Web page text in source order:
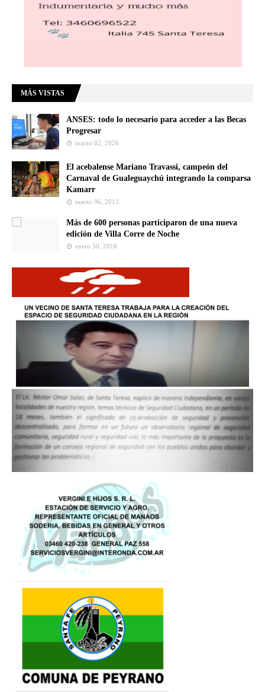
MÁS VISTAS
ANSES: todo lo necesario para acceder a las Becas
Progresar
marzo 02, 2026
El acebalense Mariano Travassi, campeón del
Carnaval de Gualeguaychú integrando la comparsa
Kamarr
marzo 06, 2013
Más de 600 personas participaron de una nueva
edición de Villa Corre de Noche
enero 30, 2018